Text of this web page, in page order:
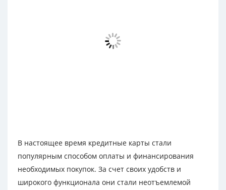
В настоящее время кредитные карты стали
популярным способом оплаты и финансирования
необходимых покупок. За счет своих удобств и
широкого функционала они стали неотъемлемой